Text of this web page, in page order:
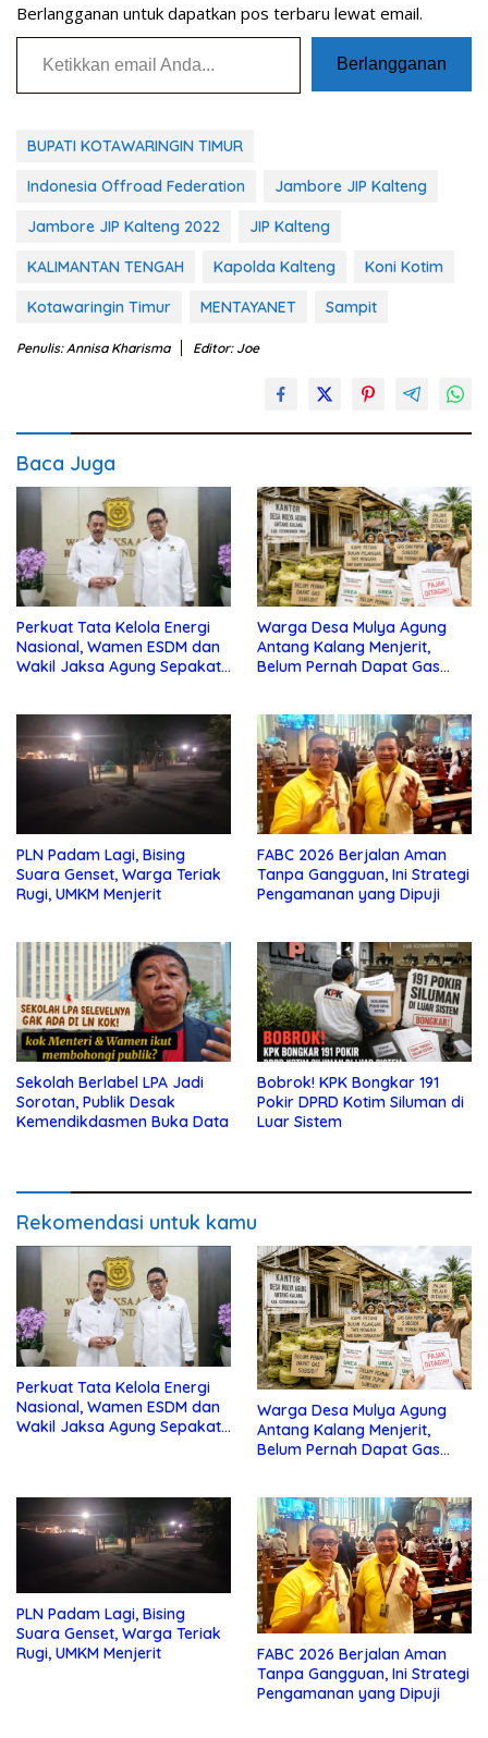
Berlangganan untuk dapatkan pos terbaru lewat email.
Ketikkan email Anda...
Berlangganan
BUPATI KOTAWARINGIN TIMUR
Indonesia Offroad Federation Jambore JIP Kalteng
Jambore JIP Kalteng 2022 JIP Kalteng
KALIMANTAN TENGAH Kapolda Kalteng Koni Kotim
Kotawaringin Timur MENTAYANET Sampit
Penulis: Annisa Kharisma Editor: Joe
Baca Juga
Perkuat Tata Kelola Energi
Nasional, Wamen ESDM dan
Wakil Jaksa Agung Sepakat
Warga Desa Mulya Agung
Antang Kalang Menjerit,
Belum Pernah Dapat Gas
PLN Padam Lagi, Bising
Suara Genset, Warga Teriak
Rugi, UMKM Menjerit
FABC 2026 Berjalan Aman
Tanpa Gangguan, Ini Strategi
Pengamanan yang Dipuji
Sekolah Berlabel LPA Jadi
Sorotan, Publik Desak
Kemendikdasmen Buka Data
Bobrok! KPK Bongkar 191
Pokir DPRD Kotim Siluman di
Luar Sistem
Rekomendasi untuk kamu
Perkuat Tata Kelola Energi
Nasional, Wamen ESDM dan
Wakil Jaksa Agung Sepakat
Warga Desa Mulya Agung
Antang Kalang Menjerit,
Belum Pernah Dapat Gas
PLN Padam Lagi, Bising
Suara Genset, Warga Teriak
Rugi, UMKM Menjerit
FABC 2026 Berjalan Aman
Tanpa Gangguan, Ini Strategi
Pengamanan yang Dipuji